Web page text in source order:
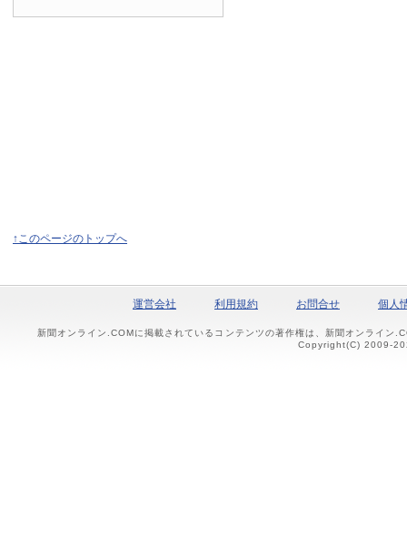
↑このページのトップへ
運営会社 利用規約 お問合せ 個人
新聞オンライン.COMに掲載されているコンテンツの著作権は、新聞オンライン
Copyright(C) 2009-